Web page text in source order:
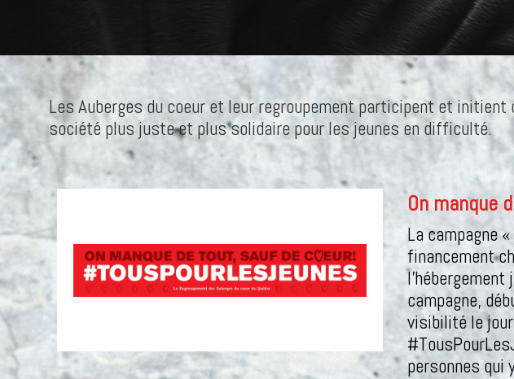
Les Auberges du coeur et leur regroupement participent et
société plus juste et plus solidaire pour les jeunes en difficulté.
On manque
La campagne
financement
campagne,
visibilité le
personnes